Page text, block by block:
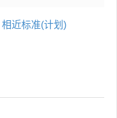
相近标准(计划)